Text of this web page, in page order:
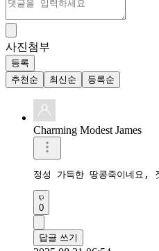
사진첨부
등록
추천순
최신순 등록순
Charming Modest James
정성 가득한 땅콩죽이네요,
0
답글 쓰기